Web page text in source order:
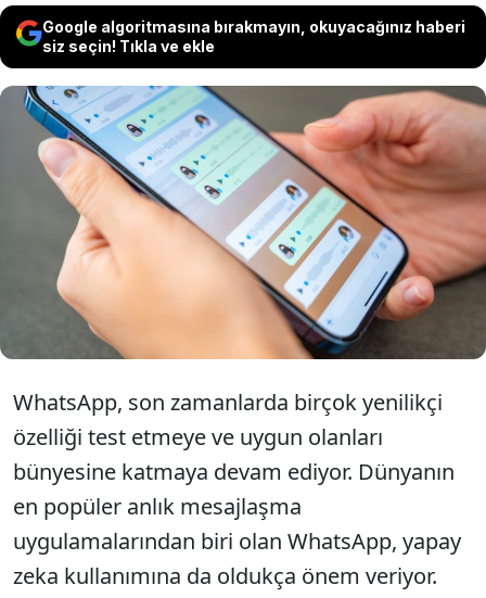
Google algoritmasına bırakmayın, okuyacağınız haberi
siz seçin! Tıkla ve ekle
Dünyaca ünlü anlık mesajlaşma uygulaması
WhatsApp, kullanıcı deneyimini zenginleştirmek
adına yapay zeka destekli bir özellik üzerinde
çalışmalara başladı. Bu yeni özellik sayesinde
kullanıcılar sohbetlerini istedikleri şekillerde
WhatsApp, son zamanlarda birçok yenilikçi
özelliği test etmeye ve uygun olanları
bünyesine katmaya devam ediyor. Dünyanın
en popüler anlık mesajlaşma
uygulamalarından biri olan WhatsApp, yapay
zeka kullanımına da oldukça önem veriyor.